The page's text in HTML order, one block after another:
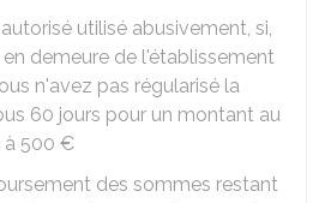
utilisé abusivement, si,
en demeure de l'établissement
n'avez pas régularisé la
60 jours pour un montant au
à 500 €
des sommes restant